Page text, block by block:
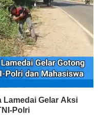
Lamedai Gelar Aksi
Polri